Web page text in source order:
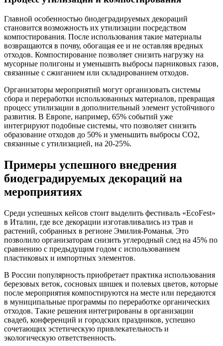
Главной особенностью биодеградируемых декораций
становится возможность их утилизации посредством
компостирования. После использования такие материалы
возвращаются в почву, обогащая ее и не оставляя вредных
отходов. Компостирование позволяет снизить нагрузку на
мусорные полигоны и уменьшить выбросы парниковых газов,
связанные с сжиганием или складированием отходов.
Организаторы мероприятий могут организовать системы
сбора и переработки использованных материалов, превращая
процесс утилизации в дополнительный элемент устойчивого
развития. В Европе, например, 65% событий уже
интегрируют подобные системы, что позволяет снизить
образование отходов до 50% и уменьшить выбросы CO2,
связанные с утилизацией, на 20-25%.
Примеры успешного внедрения
биодеградируемых декораций на
мероприятиях
Среди успешных кейсов стоит выделить фестиваль «EcoFest»
в Италии, где все декорации изготавливались из трав и
растений, собранных в регионе Эмилия-Романья. Это
позволило организаторам снизить углеродный след на 45% по
сравнению с предыдущим годом с использованием
пластиковых и импортных элементов.
В России популярность приобретает практика использования
березовых веток, сосновых шишек и полевых цветов, которые
после мероприятия компостируются на месте или передаются
в муниципальные программы по переработке органических
отходов. Такие решения интегрированы в организации
свадеб, конференций и городских праздников, успешно
сочетающих эстетическую привлекательность и
экологическую ответственность.